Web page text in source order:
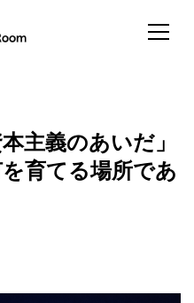
主義のあいだ」
育てる場所であ